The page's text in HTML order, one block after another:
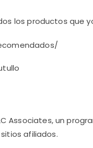
los productos que
Associates, un
afiliados.